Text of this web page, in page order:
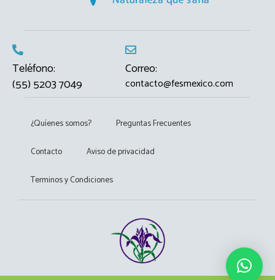
Teléfono:
(55) 5203 7049
Correo:
contacto@fesmexico.com
¿Quíenes somos? Preguntas Frecuentes
Contacto Aviso de privacidad
Terminos y Condiciones